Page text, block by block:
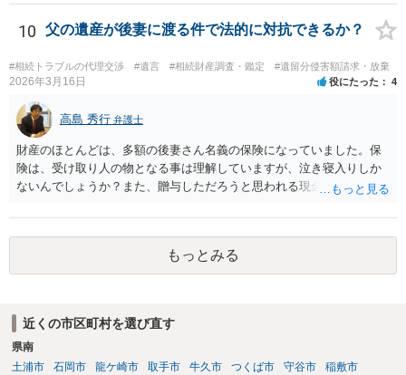
す。 ２） 場合によっては、介護や被後見人の財産の処分等に関して、
後見人から相談があることも考えられます。 また、お祖母さんがお亡
くなりになった場合、相続人となる可能性がありますが、 その場合は
相続放棄されれば問題ありません。 ３） 完全に拒否する方法はないか
もしれませんが、 関わりを持ちたくないとのことでしたら、親族の意
見書にその旨を記載して提出しておけば良いかも知れません。 後見人
としても、関わりを拒否している親族にあえて連絡をしてくる可能性
は低いと考えられます。 以上、ご参考になさってください。
10 父の遺産が後妻に渡る件で法的に対抗できるか？
#相続トラブルの代理交渉 #遺言 #相続財産調査・鑑定 #遺留分侵害額請求・放棄
2026年3月16日 役にたった 4
高島 秀行 弁護士
財産のほとんどは、多額の後妻さん名義の保険になっていました。保
険は、受け取り人の物となる事は理解していますが、泣き寝入りしか
ないんでしょうか？また、贈与しただろうと思われる現金の引き出し
うか？ 保険は原則として受取人のものですが、遺産全体での保険金
の割合が高い場合、掛け金が一括払いで、保険金が掛け金の額と同様
の額の場合などは特別受益として遺留分の対象となる可能性がありま
す。 多額の現金の引き出しは、相手に渡ったかどうか、そのとき父
もっとみる
近くの市区町村を選び直す
県南
土浦市
石岡市 龍ケ崎市 取手市 牛久市 つくば市 守谷市
稲敷市